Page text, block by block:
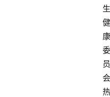
生
健
康
委
员
会
热